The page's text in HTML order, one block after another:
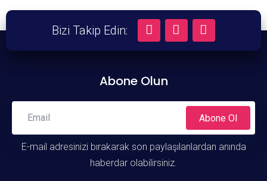
A+
Bizi Takip Edin:
Abone Olun
Abone Ol
E-mail adresinizi bırakarak son paylaşılanlardan anında
haberdar olabilirsiniz.